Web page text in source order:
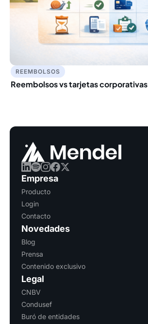
REEMBOLSOS
Reembolsos vs tarjetas corporativas
Empresa
Producto
Login
Contacto
Novedades
Blog
Prensa
Contenido exclusivo
Legal
CNBV
Condusef
Buró de entidades